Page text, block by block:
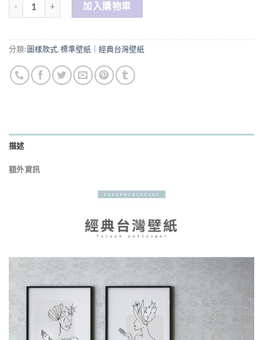
加入購物車
分類:圖樣款式,標準壁紙｜經典台灣壁紙
描述
額外資訊